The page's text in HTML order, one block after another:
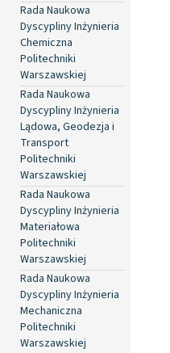
Rada Naukowa
Dyscypliny Inżynieria
Chemiczna
Politechniki
Warszawskiej
Rada Naukowa
Dyscypliny Inżynieria
Lądowa, Geodezja i
Transport
Politechniki
Warszawskiej
Rada Naukowa
Dyscypliny Inżynieria
Materiałowa
Politechniki
Warszawskiej
Rada Naukowa
Dyscypliny Inżynieria
Mechaniczna
Politechniki
Warszawskiej